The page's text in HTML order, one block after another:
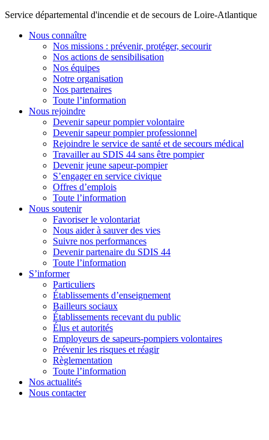
Service départemental d'incendie et de secours de Loire-Atlantique
Nous connaître
Nos missions : prévenir, protéger, secourir
Nos actions de sensibilisation
Nos équipes
Notre organisation
Nos partenaires
Toute l’information
Nous rejoindre
Devenir sapeur pompier volontaire
Devenir sapeur pompier professionnel
Rejoindre le service de santé et de secours médical
Travailler au SDIS 44 sans être pompier
Devenir jeune sapeur-pompier
S’engager en service civique
Offres d’emplois
Toute l’information
Nous soutenir
Favoriser le volontariat
Nous aider à sauver des vies
Suivre nos performances
Devenir partenaire du SDIS 44
Toute l’information
S’informer
Particuliers
Établissements d’enseignement
Bailleurs sociaux
Établissements recevant du public
Élus et autorités
Employeurs de sapeurs-pompiers volontaires
Prévenir les risques et réagir
Règlementation
Toute l’information
Nos actualités
Nous contacter